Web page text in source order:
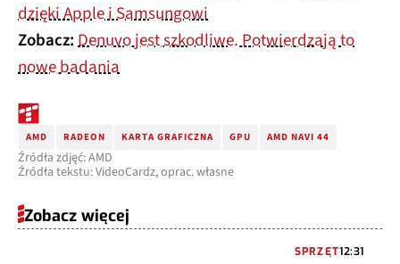
dzięki Apple i Samsungowi
Zobacz:Denuvo jest szkodliwe. Potwierdzają to
nowe badania
AMD RADEON KARTA GRAFICZNA GPU AMD NAVI 44
Źródła zdjęć: AMD
Źródła tekstu: VideoCardz, oprac. własne
Zobacz więcej
SPRZĘT12:31